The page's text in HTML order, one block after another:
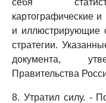
себя
картографические
и иллюстрирующие
стратегии.
документа,
Правительства
8. Утратил силу. -